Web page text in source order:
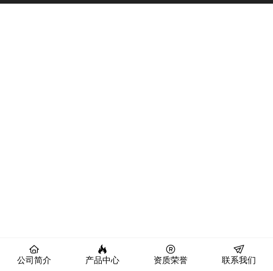
公司简介 产品中心 资质荣誉 联系我们